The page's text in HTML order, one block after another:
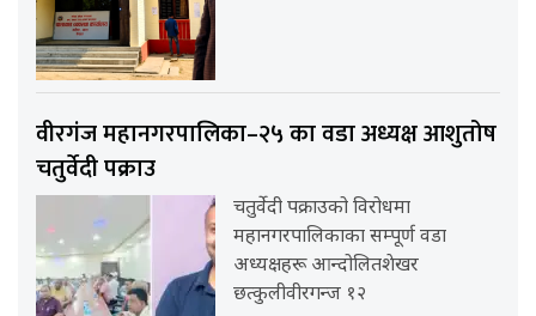
वीरगंज महानगरपालिका–२५ का वडा अध्यक्ष आशुतोष
चतुर्वेदी पक्राउ
चतुर्वेदी पक्राउको विरोधमा
महानगरपालिकाका सम्पूर्ण वडा
अध्यक्षहरू आन्दोलितशेखर
छत्कुलीवीरगन्ज १२